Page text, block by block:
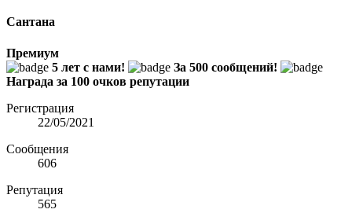
Сантана
Премиум
5 лет с нами!
За 500 сообщений!
Награда за 100 очков репутации
Регистрация
22/05/2021
Сообщения
606
Репутация
565